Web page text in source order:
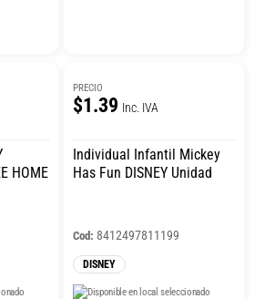
HOME
PRECIO
$1.39 Inc. IVA
Individual Infantil Mickey
Has Fun DISNEY Unidad
Cod: 8412497811199
DISNEY
Disponible en local seleccionado